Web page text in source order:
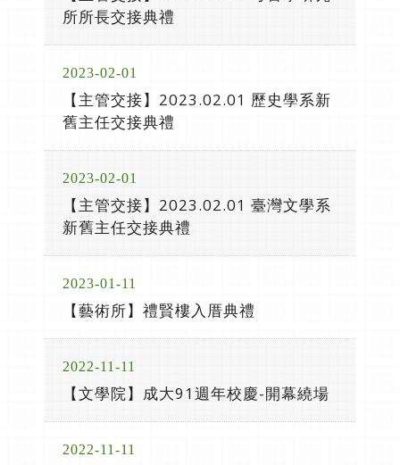
所所長交接典禮
2023-02-01
【主管交接】2023.02.01 歷史學系新
舊主任交接典禮
2023-02-01
【主管交接】2023.02.01 臺灣文學系
新舊主任交接典禮
2023-01-11
【藝術所】禮賢樓入厝典禮
2022-11-11
【文學院】成大91週年校慶-開幕繞場
2022-11-11